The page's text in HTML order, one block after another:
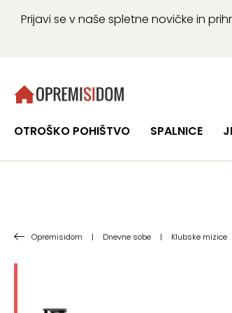
Prijavi se v naše spletne novičke in
OTROŠKO POHIŠTVO SPALNICE
Opremisidom | Dnevne sobe | Klubske mizice